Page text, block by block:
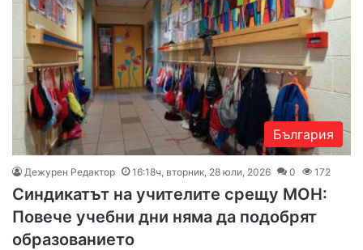
България
Дежурен Редактор 16:18ч, вторник, 28 юли, 2026 0 172
Синдикатът на учителите срещу МОН:
Повече учебни дни няма да подобрят
образованието